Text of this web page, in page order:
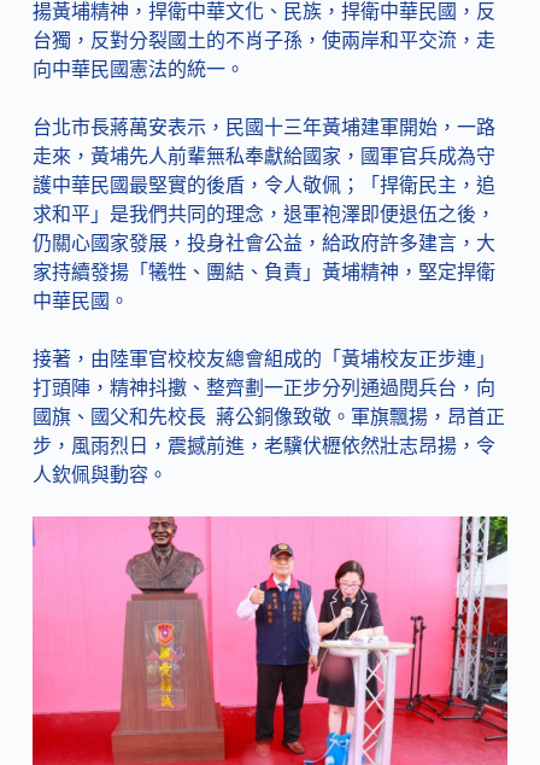
揚黃埔精神，捍衛中華文化、民族，捍衛中華民國，反
台獨，反對分裂國土的不肖子孫，使兩岸和平交流，走
向中華民國憲法的統一。
台北市長蔣萬安表示，民國十三年黃埔建軍開始，一路
走來，黃埔先人前輩無私奉獻給國家，國軍官兵成為守
護中華民國最堅實的後盾，令人敬佩；「捍衛民主，追
求和平」是我們共同的理念，退軍袍澤即便退伍之後，
仍關心國家發展，投身社會公益，給政府許多建言，大
家持續發揚「犧牲、團結、負責」黃埔精神，堅定捍衛
中華民國。
接著，由陸軍官校校友總會組成的「黃埔校友正步連」
打頭陣，精神抖擻、整齊劃一正步分列通過閱兵台，向
國旗、國父和先校長 蔣公銅像致敬。軍旗飄揚，昂首正
步，風雨烈日，震撼前進，老驥伏櫪依然壯志昂揚，令
人欽佩與動容。